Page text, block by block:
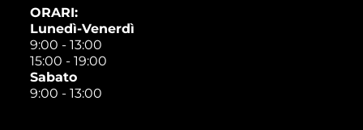
ORARI:
Lunedì-Venerdì
9:00 - 13:00
15:00 - 19:00
Sabato
9:00 - 13:00